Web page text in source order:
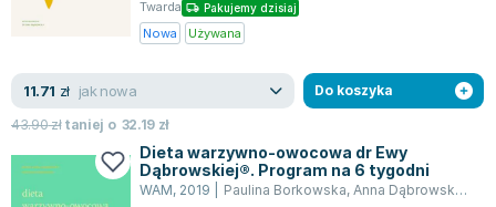
Twarda Pakujemy dzisiaj
Nowa Używana
11.71 zł jak nowa
43.90złtaniej o 32.19 zł
Do koszyka
Dieta warzywno-owocowa dr Ewy
Dąbrowskiej®. Program na 6 tygodni
WAM, 2019 Paulina Borkowska, Anna Dąbrowska ,